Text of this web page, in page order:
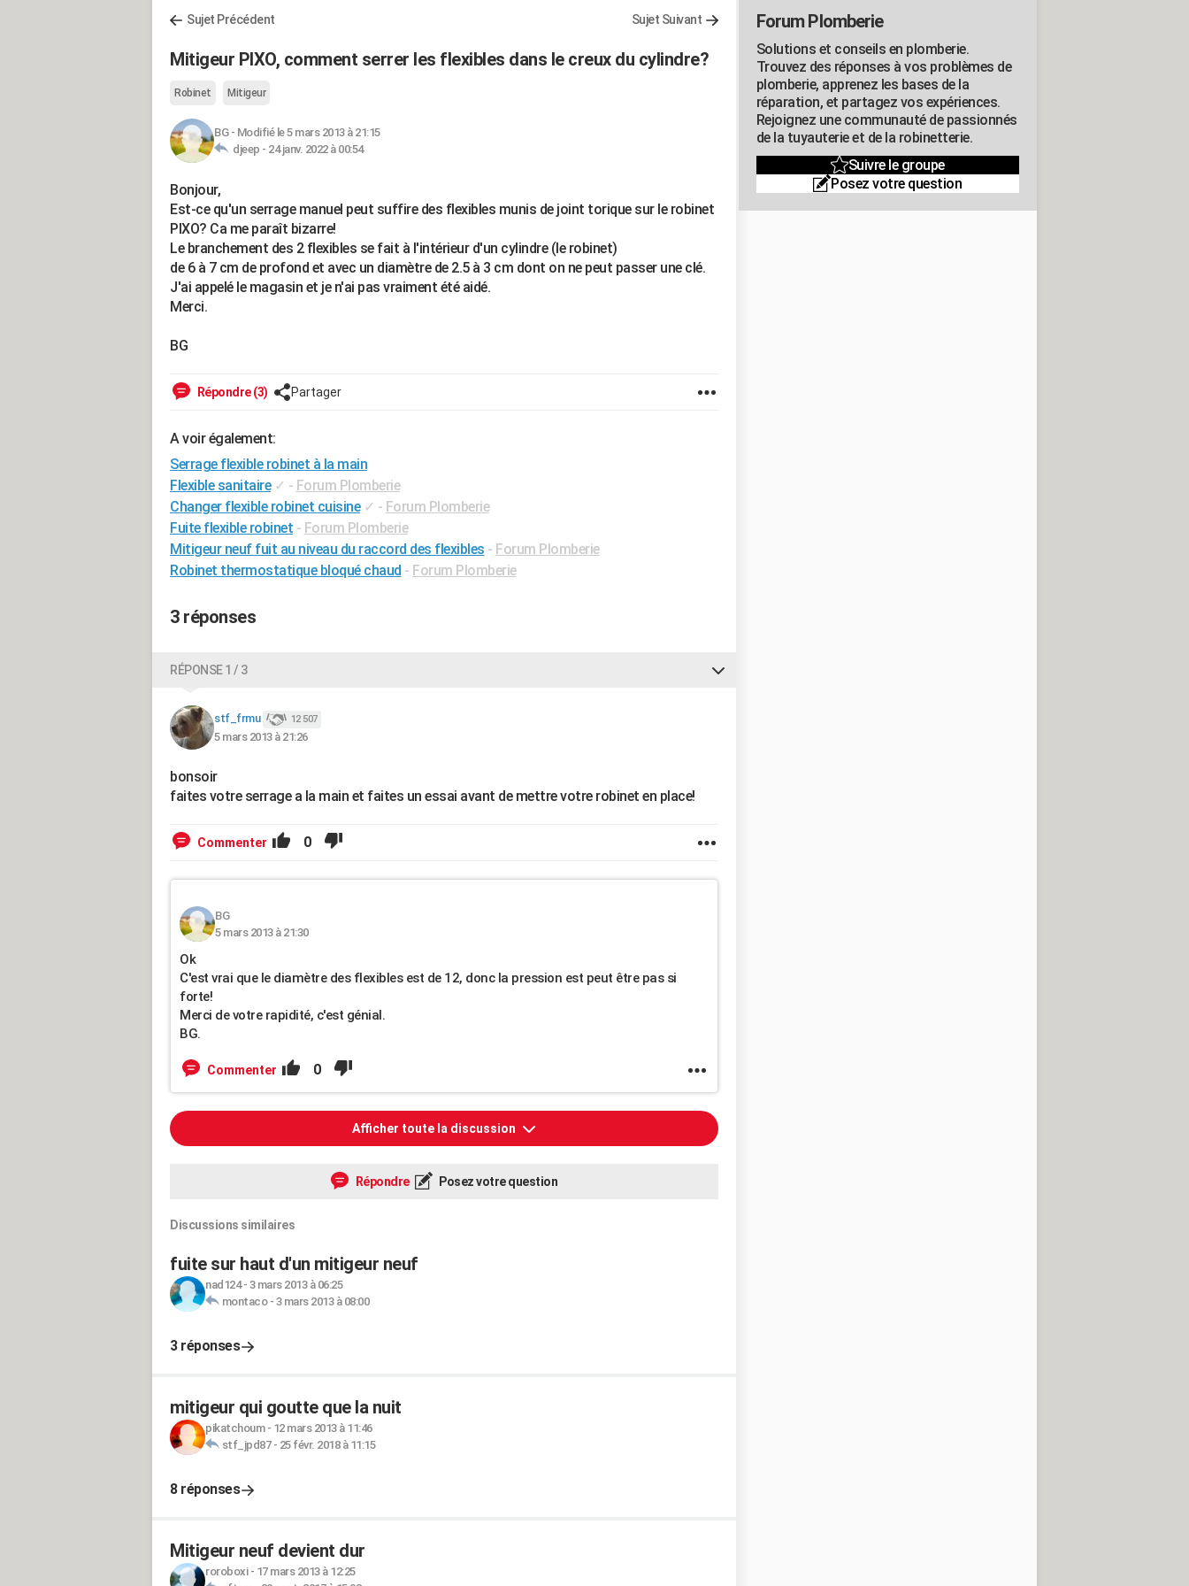
Sujet Précédent Sujet Suivant
Mitigeur PIXO, comment serrer les flexibles dans le creux du cylindre?
Robinet Mitigeur
BG- Modifié le 5 mars 2013 à 21:15
djeep - 24 janv. 2022 à 00:54
Bonjour,
Est-ce qu'un serrage manuel peut suffire des flexibles munis de joint torique sur le robinet
PIXO? Ca me paraît bizarre!
Le branchement des 2 flexibles se fait à l'intérieur d'un cylindre (le robinet)
de 6 à 7 cm de profond et avec un diamètre de 2.5 à 3 cm dont on ne peut passer une clé.
J'ai appelé le magasin et je n'ai pas vraiment été aidé.
Merci.
BG
Répondre (3) Partager
A voir également:
Serrage flexible robinet à la main
Flexible sanitaire ✓ - Forum Plomberie
Changer flexible robinet cuisine ✓ - Forum Plomberie
Fuite flexible robinet - Forum Plomberie
Mitigeur neuf fuit au niveau du raccord des flexibles - Forum Plomberie
Robinet thermostatique bloqué chaud - Forum Plomberie
3 réponses
RÉPONSE 1 / 3
stf_frmu 12 507
5 mars 2013 à 21:26
bonsoir
faites votre serrage a la main et faites un essai avant de mettre votre robinet en place!
Commenter 0
BG
5 mars 2013 à 21:30
Ok
C'est vrai que le diamètre des flexibles est de 12, donc la pression est peut être pas si
forte!
Merci de votre rapidité, c'est génial.
BG.
Commenter 0
Afficher toute la discussion
Répondre Posez votre question
Discussions similaires
fuite sur haut d'un mitigeur neuf
nad124- 3 mars 2013 à 06:25
montaco- 3 mars 2013 à 08:00
3 réponses
mitigeur qui goutte que la nuit
pikatchoum- 12 mars 2013 à 11:46
stf_jpd87- 25 févr. 2018 à 11:15
8 réponses
Mitigeur neuf devient dur
roroboxi- 17 mars 2013 à 12:25
Forum Plomberie
Solutions et conseils en plomberie.
Trouvez des réponses à vos problèmes de
plomberie, apprenez les bases de la
réparation, et partagez vos expériences.
Rejoignez une communauté de passionnés
de la tuyauterie et de la robinetterie.
Suivre le groupe
Posez votre question